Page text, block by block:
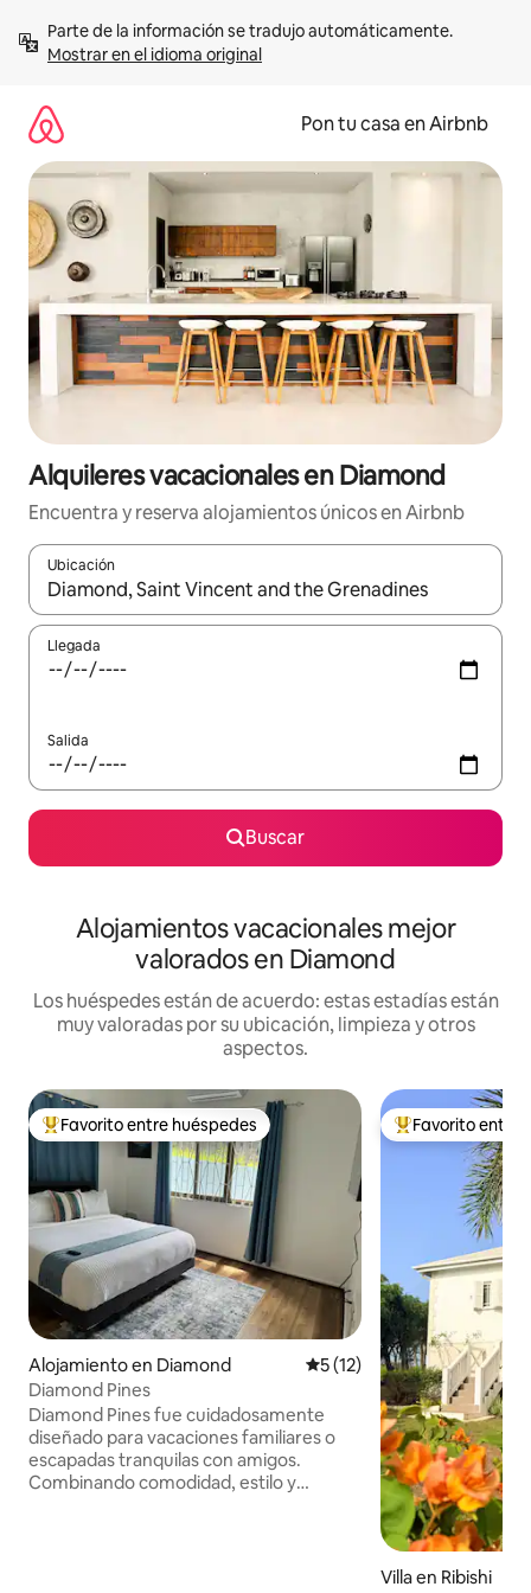
contenidoMostrar en el idioma original
Pon tu casa en Airbnb
Alquileres vacacionales en Diamond
Encuentra y reserva alojamientos únicos en Airbnb
Ubicación
Cuando los resultados estén disponibles, navega con las
Llegada
Salida
Buscar
Alojamientos vacacionales mejor
valorados en Diamond
Los huéspedes están de acuerdo: estas estadías están
muy valoradas por su ubicación, limpieza y otros
aspectos.
Favorito entre huéspedes preferido
Favorito entre huéspedes
Alojamiento en Diamond Calificación promedio: 5 de
5 (12)
Diamond Pines
Diamond Pines fue cuidadosamente
diseñado para vacaciones familiares o
escapadas tranquilas con amigos.
Combinando comodidad, estilo y
Favorito entre
Favorito entre
Villa en Ribishi